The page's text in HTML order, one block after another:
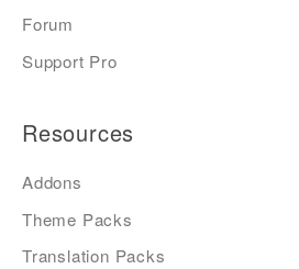
Forum
Support Pro
Resources
Addons
Theme Packs
Translation Packs